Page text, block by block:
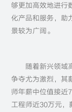
够更加高效地进行
化产品和服务，助
景较为广阔。
随着新兴领域
争夺尤为激烈，其
师年薪中位值接近
工程师近30万元